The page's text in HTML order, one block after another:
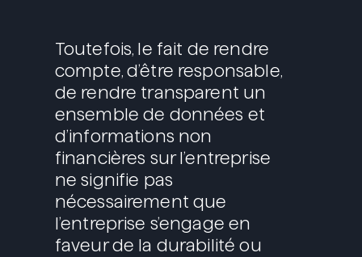
Toutefois, le fait de rendre
compte, d’être responsable,
de rendre transparent un
ensemble de données et
d’informations non
financières sur l’entreprise
ne signifie pas
nécessairement que
l’entreprise s’engage en
faveur de la durabilité ou